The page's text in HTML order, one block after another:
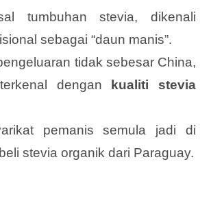
tumbuhan stevia, dikenali
sebagai “daun manis”.
tidak sebesar China,
dengan
kualiti stevia
pemanis semula jadi di
stevia organik dari Paraguay.